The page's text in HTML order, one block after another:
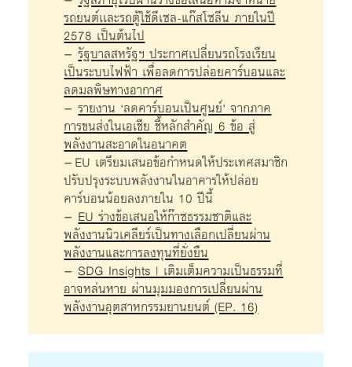
รถยนต์เเละรถตู้ใช้ดีเซล-แก๊สโซลีน ภายในปี
2578 เป็นต้นไป
–รัฐบาลสหรัฐฯ ประกาศเปลี่ยนรถโรงเรียน
เป็นระบบไฟฟ้า เพื่อลดการปล่อยคาร์บอนและ
ลดมลพิษทางอากาศ
–รายงาน ‘ลดคาร์บอนเป็นศูนย์’ จากภาค
การขนส่งในเอเชีย ชี้หลักสำคัญ 6 ข้อ สู่
พลังงานสะอาดในอนาคต
–EU เตรียมเสนอข้อกำหนดให้ประเทศสมาชิก
ปรับปรุงระบบพลังงานในอาคารให้ปล่อย
คาร์บอนน้อยลงภายใน 10 ปีนี้
– EU ร่างข้อเสนอให้ก๊าซธรรมชาติและ
พลังงานนิวเคลียร์เป็นทางเลือกเปลี่ยนผ่าน
พลังงานและการลงทุนที่ยั่งยืน
– SDG Insights | เติมเต็มความเป็นธรรมที่
อาจหล่นหาย ผ่านมุมมองการเปลี่ยนผ่าน
พลังงานอุตสาหกรรมยานยนต์ (EP. 16)